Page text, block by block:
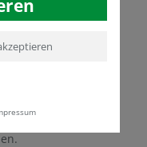
geerntet
motiviert uns,
genutzt
Betriebsgröße,